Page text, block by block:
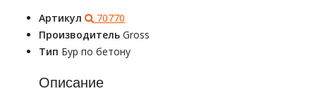
Артикул
70770
Производитель Gross
Тип Бур по бетону
Описание